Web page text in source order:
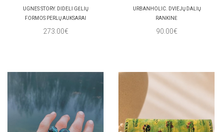
UGNES STORY. DIDELI GĖLIŲ
FORMOS PERLŲ AUKSARAI
273.00€
URBANHOLIC. DVIEJŲ DALIŲ
RANKINĖ
90.00€